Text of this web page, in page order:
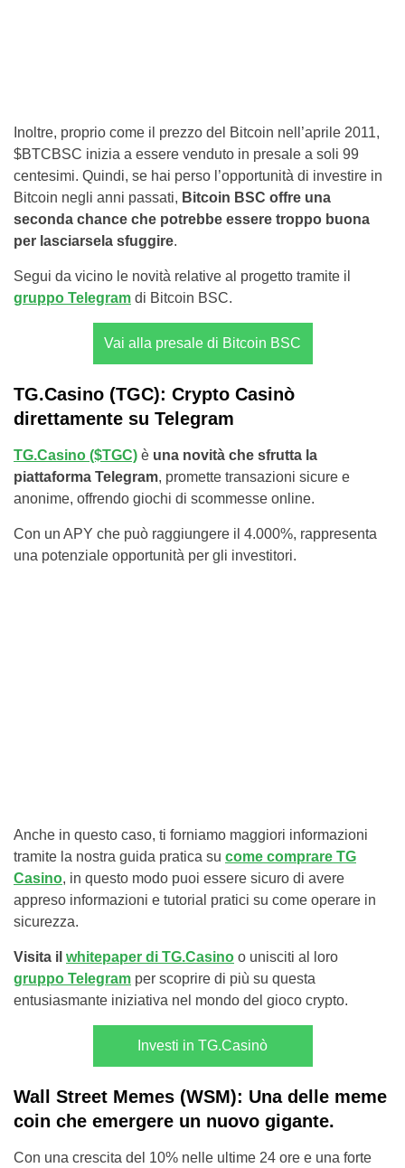
Inoltre, proprio come il prezzo del Bitcoin nell’aprile 2011,
$BTCBSC inizia a essere venduto in presale a soli 99
centesimi. Quindi, se hai perso l’opportunità di investire in
Bitcoin negli anni passati, Bitcoin BSC offre una
seconda chance che potrebbe essere troppo buona
per lasciarsela sfuggire.
Segui da vicino le novità relative al progetto tramite il
gruppo Telegram di Bitcoin BSC.
Vai alla presale di Bitcoin BSC
TG.Casino (TGC): Crypto Casinò
direttamente su Telegram
TG.Casino ($TGC) è una novità che sfrutta la
piattaforma Telegram, promette transazioni sicure e
anonime, offrendo giochi di scommesse online.
Con un APY che può raggiungere il 4.000%, rappresenta
una potenziale opportunità per gli investitori.
Anche in questo caso, ti forniamo maggiori informazioni
tramite la nostra guida pratica su come comprare TG
Casino, in questo modo puoi essere sicuro di avere
appreso informazioni e tutorial pratici su come operare in
sicurezza.
Visita il whitepaper di TG.Casino o unisciti al loro
gruppo Telegram per scoprire di più su questa
entusiasmante iniziativa nel mondo del gioco crypto.
Investi in TG.Casinò
Wall Street Memes (WSM): Una delle meme
coin che emergere un nuovo gigante.
Con una crescita del 10% nelle ultime 24 ore e una forte